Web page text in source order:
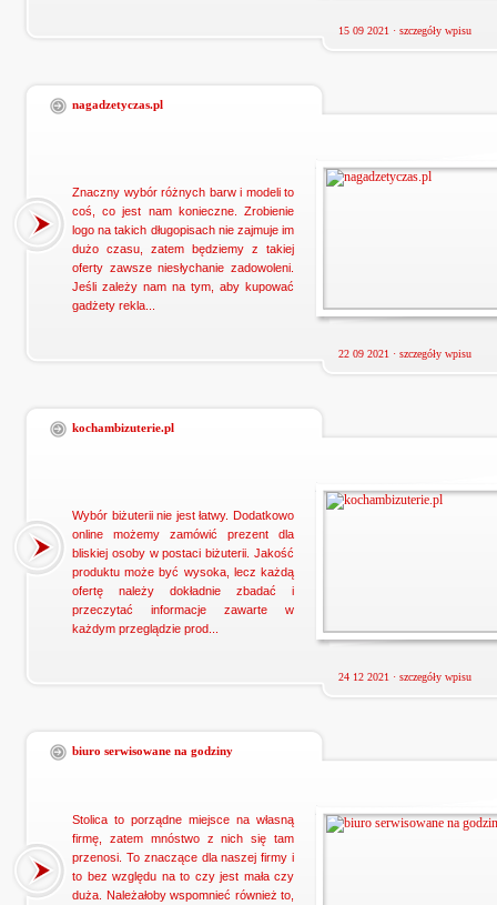
15 09 2021 · szczegóły wpisu
nagadzetyczas.pl
Znaczny wybór różnych barw i modeli to
coś, co jest nam konieczne. Zrobienie
logo na takich długopisach nie zajmuje im
dużo czasu, zatem będziemy z takiej
oferty zawsze niesłychanie zadowoleni.
Jeśli zależy nam na tym, aby kupować
gadżety rekla...
22 09 2021 · szczegóły wpisu
kochambizuterie.pl
Wybór biżuterii nie jest łatwy. Dodatkowo
online możemy zamówić prezent dla
bliskiej osoby w postaci biżuterii. Jakość
produktu może być wysoka, lecz każdą
ofertę należy dokładnie zbadać i
przeczytać informacje zawarte w
każdym przeglądzie prod...
24 12 2021 · szczegóły wpisu
biuro serwisowane na godziny
Stolica to porządne miejsce na własną
firmę, zatem mnóstwo z nich się tam
przenosi. To znaczące dla naszej firmy i
to bez względu na to czy jest mała czy
duża. Należałoby wspomnieć również to,